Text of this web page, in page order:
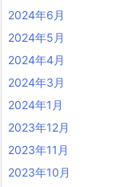
2024年6月
2024年5月
2024年4月
2024年3月
2024年1月
2023年12月
2023年11月
2023年10月